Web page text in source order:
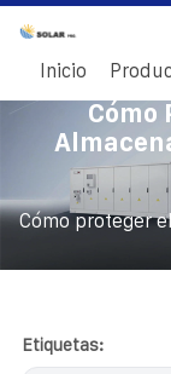
Inicio
Cómo
Cómo proteger
Etiquetas: